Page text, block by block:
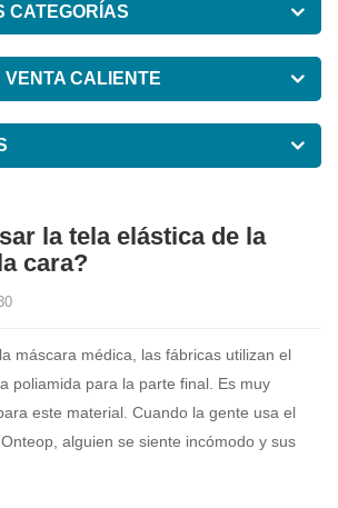
CATEGORÍAS
VENTA CALIENTE
la tela elástica de la
cara?
máscara médica, las fábricas utilizan el
poliamida para la parte final. Es muy
este material. Cuando la gente usa el
alguien se siente incómodo y sus